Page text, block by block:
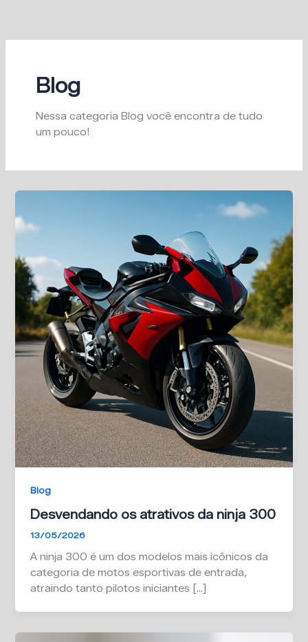
o
Blog
Nessa categoria Blog você encontra de tudo
um pouco!
Blog
Desvendando os atrativos da ninja 300
13/05/2026
A ninja 300 é um dos modelos mais icônicos da
categoria de motos esportivas de entrada,
atraindo tanto pilotos iniciantes […]